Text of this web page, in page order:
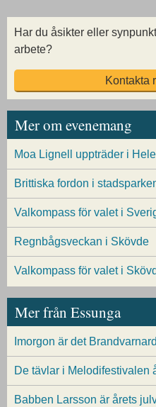
Har du åsikter eller
arbete?
Kontakta
Mer om evenemang
Moa Lignell uppträder i
Brittiska fordon i
Valkompass för valet i
Regnbågsveckan i Skövde
Valkompass för valet i
Mer från Essunga
Imorgon är det
De tävlar i Melodifestivalen
Babben Larsson är årets